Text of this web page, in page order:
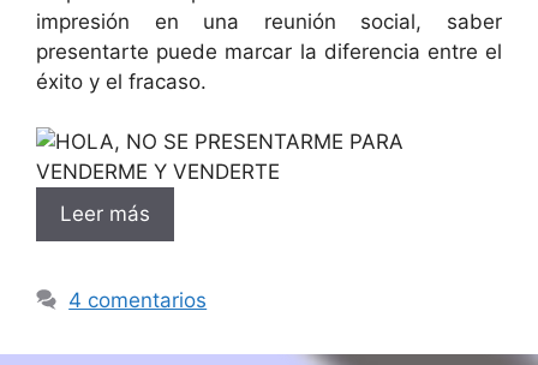
impresión en una reunión social, saber
presentarte puede marcar la diferencia entre el
éxito y el fracaso.
Leer más
4 comentarios